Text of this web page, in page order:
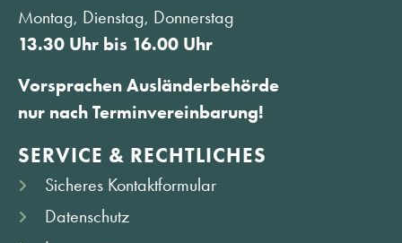
Montag, Dienstag, Donnerstag
13.30 Uhr bis 16.00 Uhr
Vorsprachen Ausländerbehörde
nur nach Terminvereinbarung!
SERVICE & RECHTLICHES
Sicheres Kontaktformular
Datenschutz